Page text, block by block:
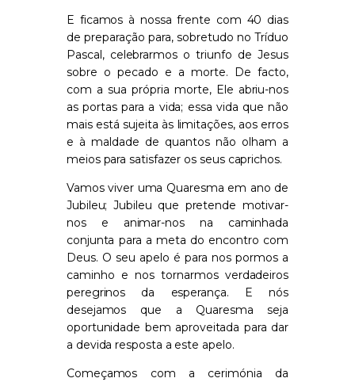
E ficamos à nossa frente com 40 dias
de preparação para, sobretudo no Tríduo
Pascal, celebrarmos o triunfo de Jesus
sobre o pecado e a morte. De facto,
com a sua própria morte, Ele abriu-nos
as portas para a vida; essa vida que não
mais está sujeita às limitações, aos erros
e à maldade de quantos não olham a
meios para satisfazer os seus caprichos.
Vamos viver uma Quaresma em ano de
Jubileu; Jubileu que pretende motivar-
nos e animar-nos na caminhada
conjunta para a meta do encontro com
Deus. O seu apelo é para nos pormos a
caminho e nos tornarmos verdadeiros
peregrinos da esperança. E nós
desejamos que a Quaresma seja
oportunidade bem aproveitada para dar
a devida resposta a este apelo.
Começamos com a cerimónia da